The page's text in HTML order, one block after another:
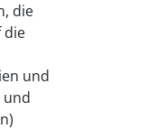
die
die
und
und